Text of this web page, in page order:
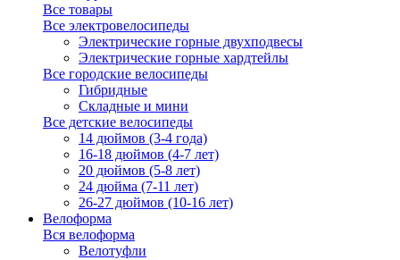
Все товары
Все электровелосипеды
Электрические горные двухподвесы
Электрические горные хардтейлы
Все городские велосипеды
Гибридные
Складные и мини
Все детские велосипеды
14 дюймов (3-4 года)
16-18 дюймов (4-7 лет)
20 дюймов (5-8 лет)
24 дюйма (7-11 лет)
26-27 дюймов (10-16 лет)
Велоформа
Вся велоформа
Велотуфли